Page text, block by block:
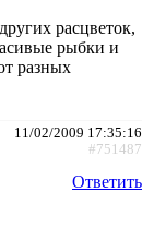
других расцветок,
рыбки и
разных
11/02/2009 17:35:16
#751487
Ответить